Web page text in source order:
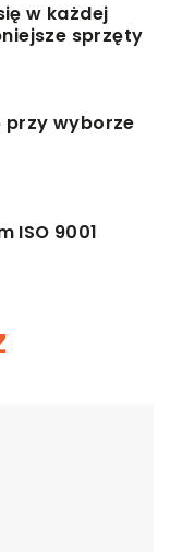
w każdej
sprzęty
przy wyborze
ISO 9001